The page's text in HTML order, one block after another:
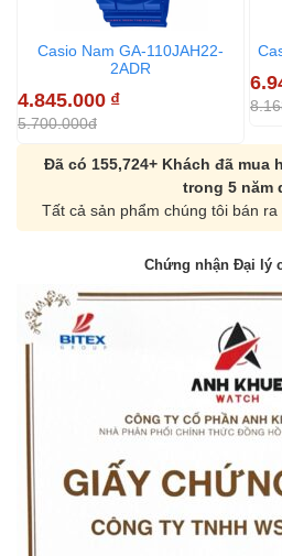
Casio Nam GA-110JAH22-
2ADR
4.845.000 ₫
5.700.000đ
Đã có 155,724+ Khách đã mua
trong 5 năm
Tất cả sản phẩm chúng tôi bán
Chứng nhận Đại lý